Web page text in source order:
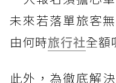
未來若落單旅客
由何時旅行社全額
此外，為徹底解